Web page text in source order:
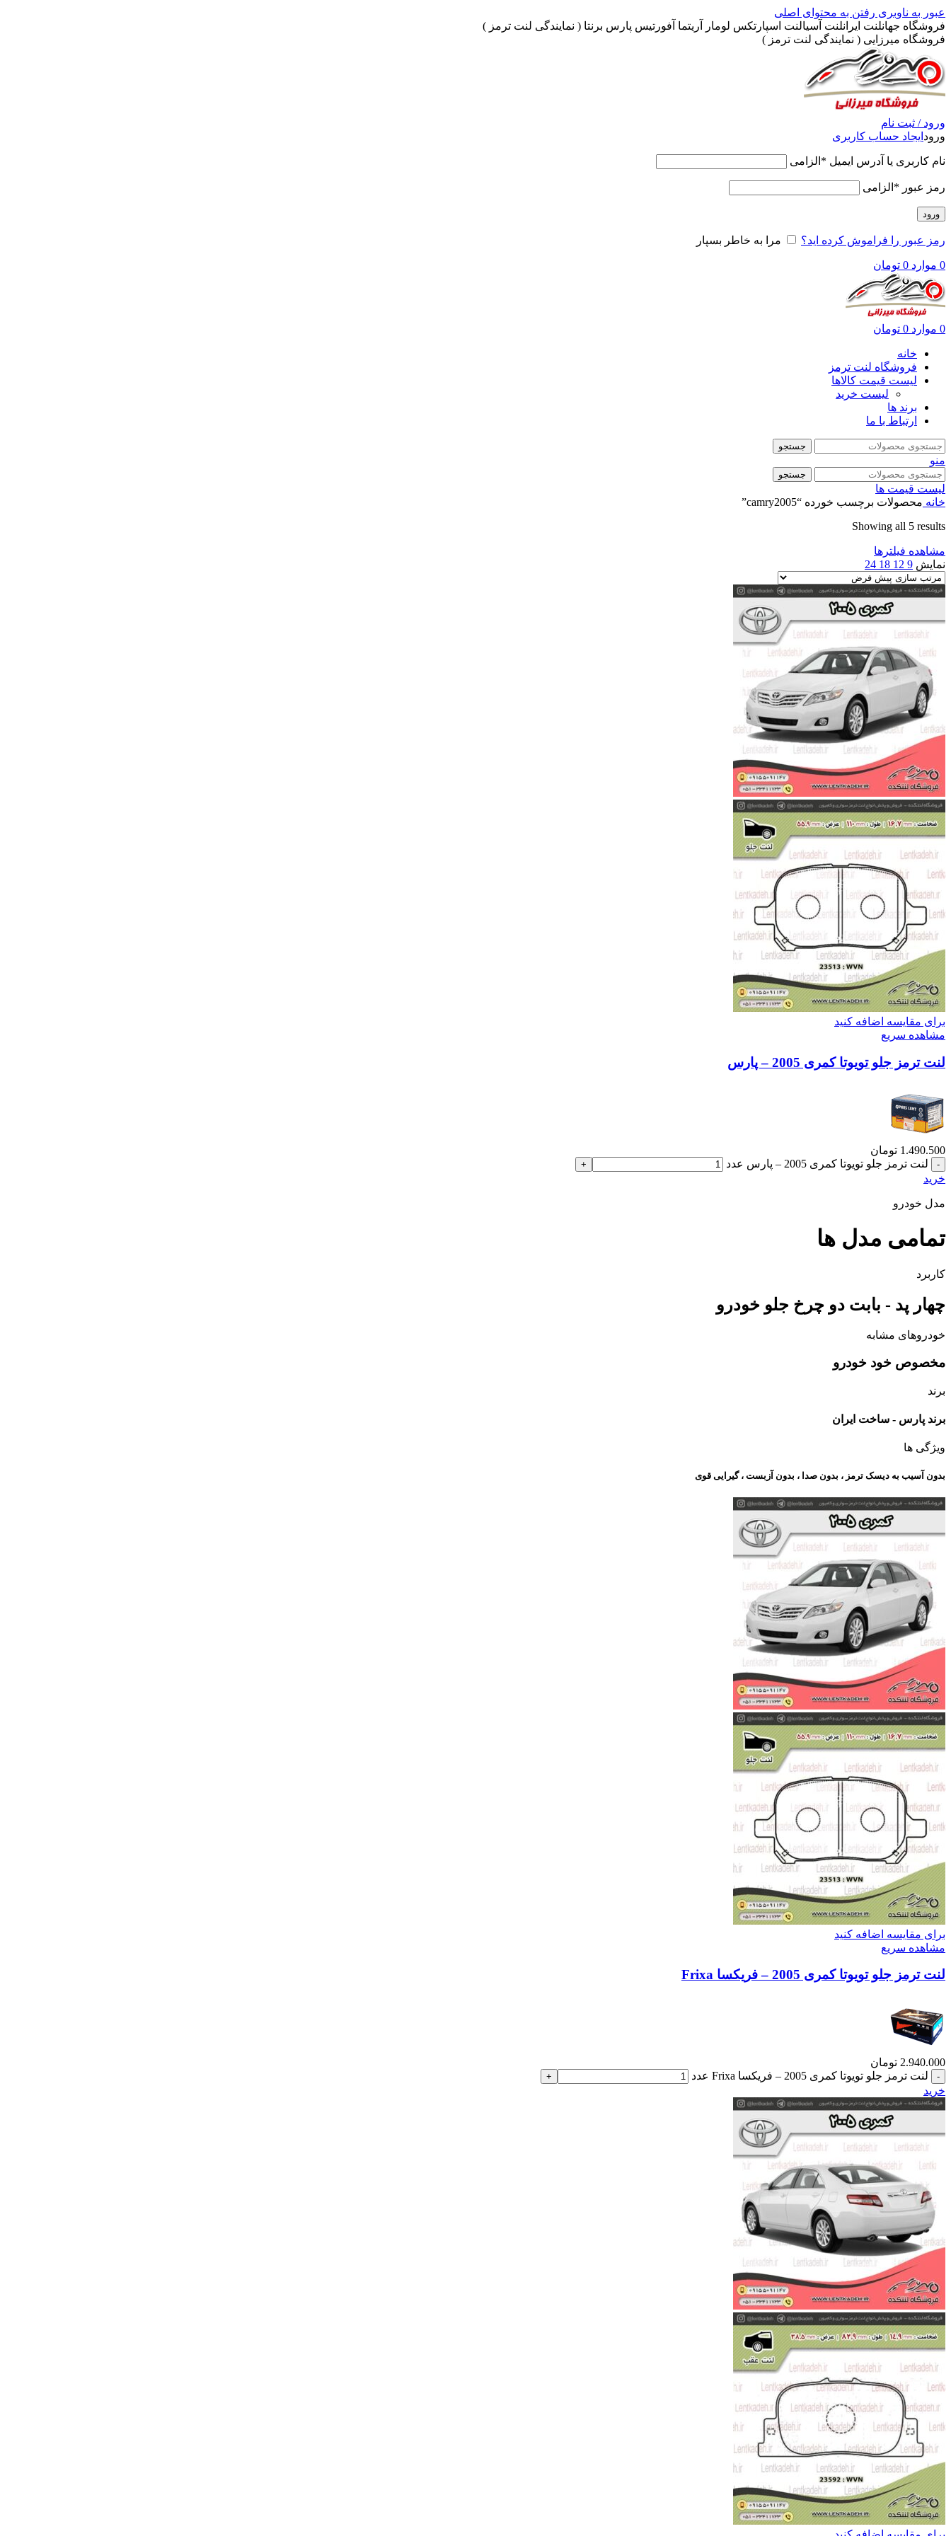
عبور به ناوبری رفتن به محتوای اصلی
فروشگاه جهانلنت ایرانلنت آسیالنت اسپارتکس لومار آریتما آفورتیس پارس برنتا ( نمایندگی لنت ترمز )
فروشگاه میرزایی ( نمایندگی لنت ترمز )
ورود / ثبت نام
ورود ایجاد حساب کاربری
نام کاربری یا آدرس ایمیل * الزامی
رمز عبور * الزامی
ورود
رمز عبور را فراموش کرده اید؟ مرا به خاطر بسپار
0 موارد 0 تومان
0 موارد 0 تومان
خانه
فروشگاه لنت ترمز
لیست قیمت کالاها
لیست خرید
برند ها
ارتباط با ما
جستجو
منو
جستجو
لیست قیمت ها
خانه محصولات برچسب خورده “camry2005”
Showing all 5 results
مشاهده فیلترها
نمایش 9
12
18
24
برای مقایسه اضافه کنید
مشاهده سریع
لنت ترمز جلو تویوتا کمری 2005 – پارس
1.490.500 تومان
لنت ترمز جلو تویوتا کمری 2005 – پارس عدد
خرید
مدل خودرو
تمامی مدل ها
کاربرد
چهار پد - بابت دو چرخ جلو خودرو
خودروهای مشابه
مخصوص خود خودرو
برند
برند پارس - ساخت ایران
ویژگی ها
بدون آسیب به دیسک ترمز ، بدون صدا ، بدون آزبست ، گیرایی قوی​
برای مقایسه اضافه کنید
مشاهده سریع
لنت ترمز جلو تویوتا کمری 2005 – فریکسا Frixa
2.940.000 تومان
لنت ترمز جلو تویوتا کمری 2005 – فریکسا Frixa عدد
خرید